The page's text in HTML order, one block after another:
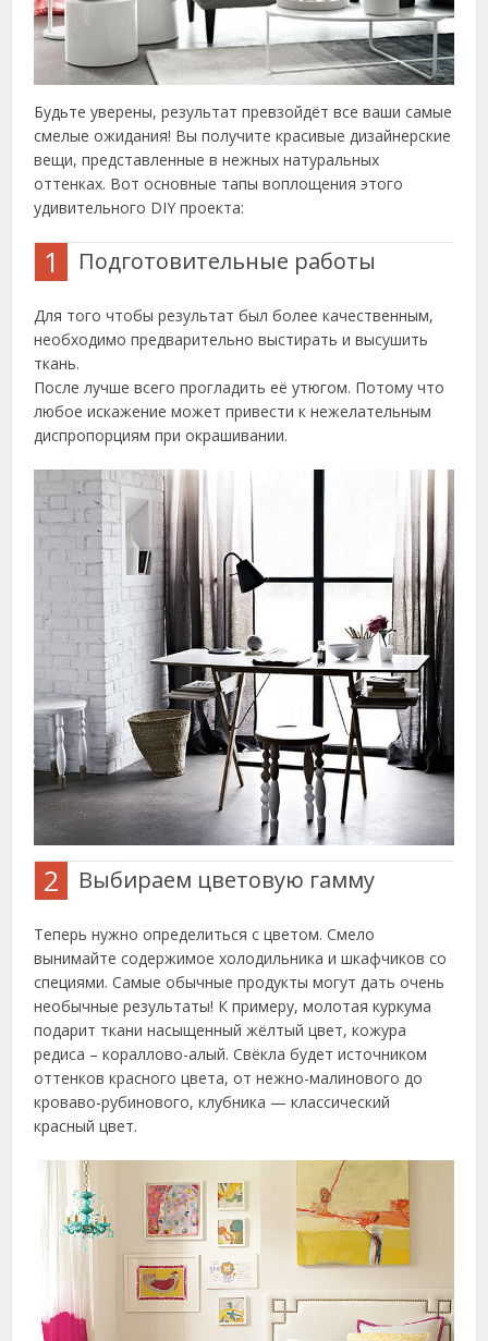
Будьте уверены, результат превзойдёт все ваши самые
смелые ожидания! Вы получите красивые дизайнерские
вещи, представленные в нежных натуральных
оттенках. Вот основные тапы воплощения этого
удивительного DIY проекта:
1 Подготовительные работы
Для того чтобы результат был более качественным,
необходимо предварительно выстирать и высушить
ткань.
После лучше всего прогладить её утюгом. Потому что
любое искажение может привести к нежелательным
диспропорциям при окрашивании.
2 Выбираем цветовую гамму
Теперь нужно определиться с цветом. Смело
вынимайте содержимое холодильника и шкафчиков со
специями. Самые обычные продукты могут дать очень
необычные результаты! К примеру, молотая куркума
подарит ткани насыщенный жёлтый цвет, кожура
редиса – кораллово-алый. Свёкла будет источником
оттенков красного цвета, от нежно-малинового до
кроваво-рубинового, клубника — классический
красный цвет.